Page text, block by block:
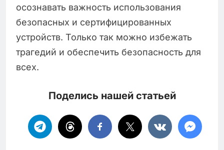
осознавать важность использования
безопасных и сертифицированных
устройств. Только так можно избежать
трагедий и обеспечить безопасность для
всех.
Поделись нашей статьей